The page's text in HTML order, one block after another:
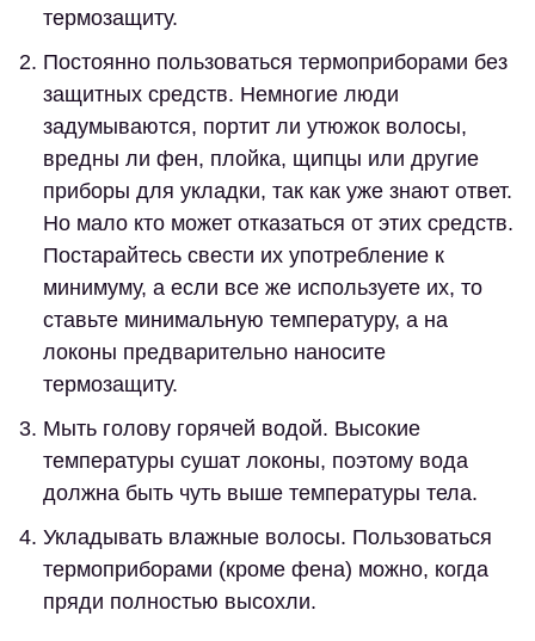
термозащиту.
Постоянно пользоваться термоприборами без
защитных средств. Немногие люди
задумываются, портит ли утюжок волосы,
вредны ли фен, плойка, щипцы или другие
приборы для укладки, так как уже знают ответ.
Но мало кто может отказаться от этих средств.
Постарайтесь свести их употребление к
минимуму, а если все же используете их, то
ставьте минимальную температуру, а на
локоны предварительно наносите
термозащиту.
Мыть голову горячей водой. Высокие
температуры сушат локоны, поэтому вода
должна быть чуть выше температуры тела.
Укладывать влажные волосы. Пользоваться
термоприборами (кроме фена) можно, когда
пряди полностью высохли.